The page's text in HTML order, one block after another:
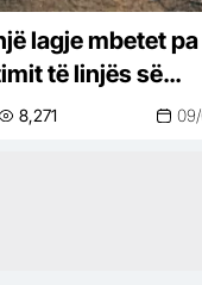
lagje mbetet pa
të linjës së
me
8,271